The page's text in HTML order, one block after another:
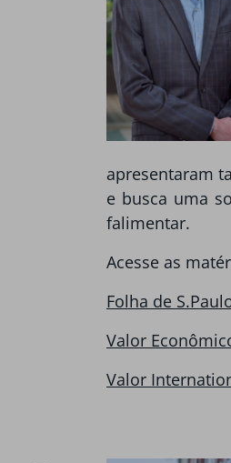
apresentaram
e busca uma
falimentar.
Acesse as
Folha de
Valor
Valor